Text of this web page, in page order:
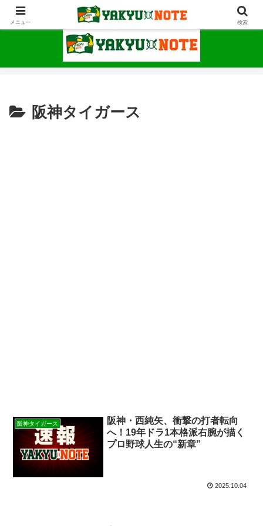
野球が上手くなるための情報サイト
阪神タイガース
阪神タイガース
阪神・西純矢、衝撃の打者転向
へ！19年ドラ1本格派右腕が描く
プロ野球人生の“新章”
2025.10.04
メニュー 検索